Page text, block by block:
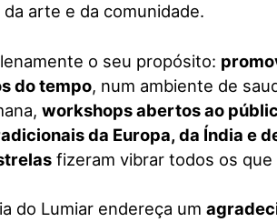
arte e da comunidade.
o seu propósito:
do tempo, num ambiente de
workshops abertos ao
da Europa, da Índia e
fizeram vibrar todos os
do Lumiar endereça um